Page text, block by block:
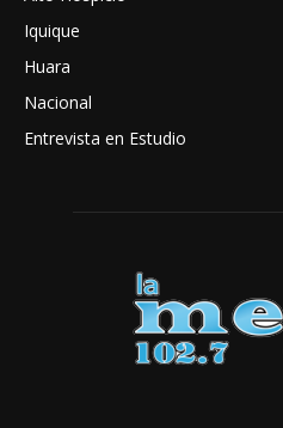
Iquique
Huara
Nacional
Entrevista en Estudio